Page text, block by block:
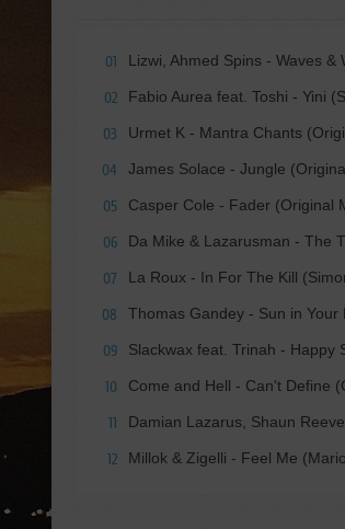
01 Lizwi, Ahmed Spins - Waves
02 Fabio Aurea feat. Toshi - Yini
03 Urmet K - Mantra Chants
04 James Solace - Jungle
05 Casper Cole - Fader (Original
06 Da Mike & Lazarusman - The
07 La Roux - In For The Kill
08 Thomas Gandey - Sun in
09 Slackwax feat. Trinah - Happy
10 Come and Hell - Can't Define
11 Damian Lazarus, Shaun
12 Millok & Zigelli - Feel Me